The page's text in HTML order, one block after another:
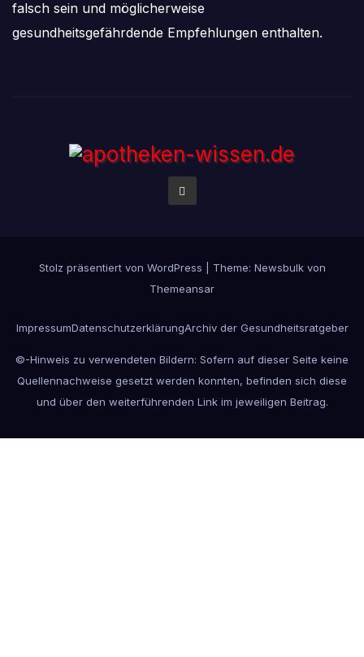
falsch sein und möglicherweise
gesundheitsgefährdende Empfehlungen enthalten.
Stolz präsentiert von WordPress Theme: Newsbulkvon
Themeansar
ImpressumDatenschutzerklärungArchiv der Gesundheitsratgeber
©-Hinweis zu verwendeten Bildern: Sofern auf dieser Seite keine
Quellennachweise gesetzt werden konnten, befinden sich diese
und über den weiterführenden Link im jeweiligen Beitrag.